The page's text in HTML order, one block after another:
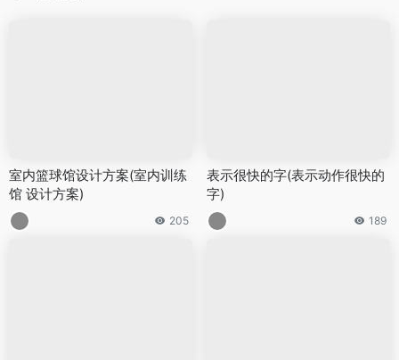
室内篮球馆设计方案(室内训练
馆 设计方案)
205
表示很快的字(表示动作很快的
字)
189